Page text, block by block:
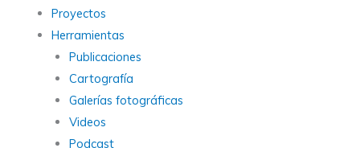
Proyectos
Herramientas
Publicaciones
Cartografía
Galerías fotográficas
Videos
Podcast